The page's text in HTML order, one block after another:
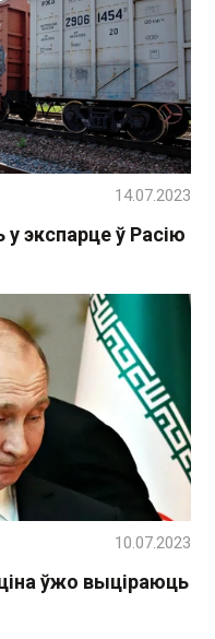
экспарце ў Расію
14.07.2023
ўжо выціраюць
10.07.2023